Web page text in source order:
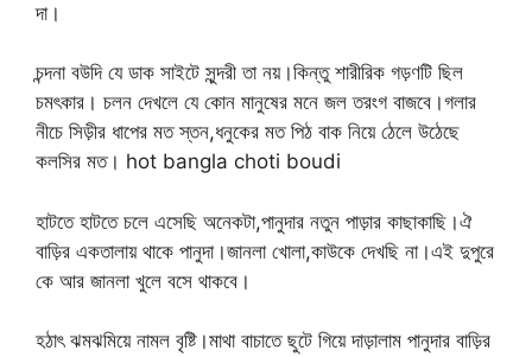
দা।
চন্দনা বউদি যে ডাক সাইটে সুন্দরী তা নয়।কিন্তু শারীরিক গড়ণটি ছিল
চমৎকার। চলন দেখলে যে কোন মানুষের মনে জল তরংগ বাজবে।গলার
নীচে সিড়ীর ধাপের মত স্তন,ধনুকের মত পিঠ বাক নিয়ে ঠেলে উঠেছে
কলসির মত। hot bangla choti boudi
হাটতে হাটতে চলে এসেছি অনেকটা,পানুদার নতুন পাড়ার কাছাকাছি।ঐ
বাড়ির একতালায় থাকে পানুদা।জানলা খোলা,কাউকে দেখছি না।এই দুপুরে
কে আর জানলা খুলে বসে থাকবে।
হঠাৎ ঝমঝমিয়ে নামল বৃষ্টি।মাথা বাচাতে ছুটে গিয়ে দাড়ালাম পানুদার বাড়ির